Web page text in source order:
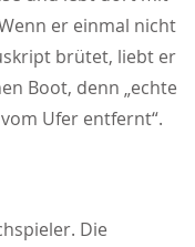
er einmal nicht
brütet, liebt er
Boot, denn „echte
Ufer entfernt“.
Die